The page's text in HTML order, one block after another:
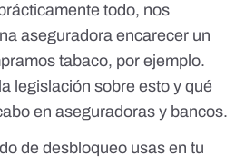
todo, nos
aseguradora encarecer un
tabaco, por ejemplo.
legislación sobre esto y qué
en aseguradoras y bancos.
de desbloqueo usas en tu